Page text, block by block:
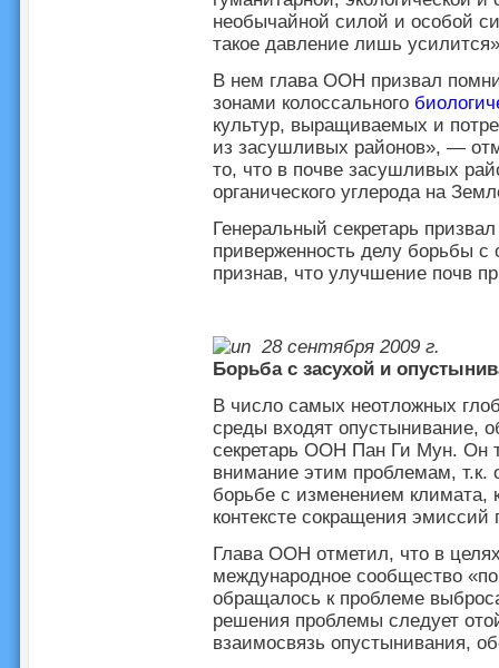
необычайной силой и особой
такое давление лишь
В нем глава ООН призвал
зонами колоссального
культур, выращиваемых и
из засушливых районов», —
то, что в почве засушливых
органического углерода на
Генеральный секретарь
приверженность делу борьбы
признав, что улучшение почв
28 сентября 2009 г.
Борьба с засухой и
В число самых неотложных
среды входят опустынивание,
секретарь ООН Пан Ги Мун. Он
внимание этим проблемам, т.к.
борьбе с изменением климата,
контексте сокращения эмиссий
Глава ООН отметил, что в
международное сообщество
обращалось к проблеме
решения проблемы следует
взаимосвязь опустынивания,